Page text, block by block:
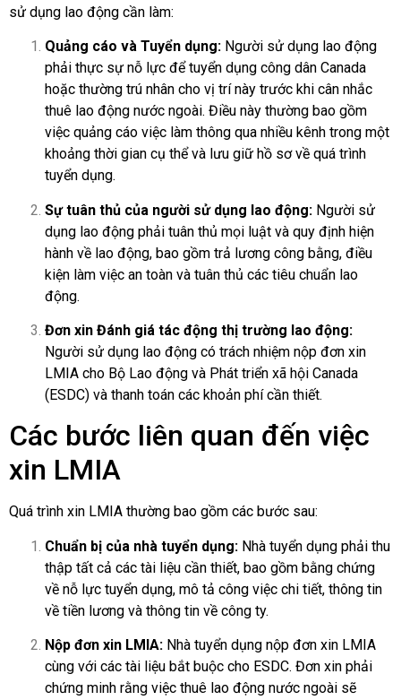
sử dụng lao động cần làm:
Quảng cáo và Tuyển dụng: Người sử dụng lao động
phải thực sự nỗ lực để tuyển dụng công dân Canada
hoặc thường trú nhân cho vị trí này trước khi cân nhắc
thuê lao động nước ngoài. Điều này thường bao gồm
việc quảng cáo việc làm thông qua nhiều kênh trong một
khoảng thời gian cụ thể và lưu giữ hồ sơ về quá trình
tuyển dụng.
Sự tuân thủ của người sử dụng lao động: Người sử
dụng lao động phải tuân thủ mọi luật và quy định hiện
hành về lao động, bao gồm trả lương công bằng, điều
kiện làm việc an toàn và tuân thủ các tiêu chuẩn lao
động.
Đơn xin Đánh giá tác động thị trường lao động:
Người sử dụng lao động có trách nhiệm nộp đơn xin
LMIA cho Bộ Lao động và Phát triển xã hội Canada
(ESDC) và thanh toán các khoản phí cần thiết.
Các bước liên quan đến việc
xin LMIA
Quá trình xin LMIA thường bao gồm các bước sau:
Chuẩn bị của nhà tuyển dụng: Nhà tuyển dụng phải thu
thập tất cả các tài liệu cần thiết, bao gồm bằng chứng
về nỗ lực tuyển dụng, mô tả công việc chi tiết, thông tin
về tiền lương và thông tin về công ty.
Nộp đơn xin LMIA: Nhà tuyển dụng nộp đơn xin LMIA
cùng với các tài liệu bắt buộc cho ESDC. Đơn xin phải
chứng minh rằng việc thuê lao động nước ngoài sẽ